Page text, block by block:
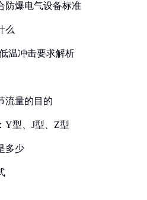
防爆电气设备标准
么
温冲击要求解析
流量的目的
Y型、J型、Z型
多少